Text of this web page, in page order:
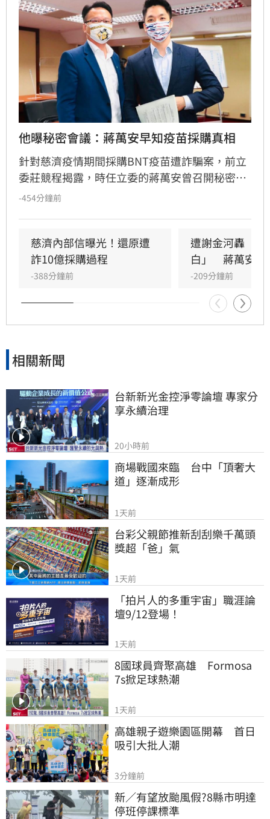
他曝秘密會議：蔣萬安早知疫苗採購真相
針對慈濟疫情期間採購BNT疫苗遭詐騙案，前立
委莊競程揭露，時任立委的蔣萬安曾召開秘密會
議，陳時中於會中詳述疫苗採購困境與國際壓
會議中早已知道的真相，散播政府擋疫苗的謠
言，把全民防疫變成政治攻防的工具。
-454分鐘前
慈濟內部信曝光！還原遭
詐10億採購過程
-388分鐘前
遭謝金河轟「顛
白」　蔣萬安回
-209分鐘前
相關新聞
台新新光金控淨零論壇 專家分
享永續治理
20小時前
商場戰國來臨　台中「頂奢大
道」逐漸成形
1天前
台彩父親節推新刮刮樂千萬頭
獎超「爸」氣
1天前
「拍片人的多重宇宙」職涯論
壇9/12登場！
1天前
8國球員齊聚高雄　Formosa
7s掀足球熱潮
1天前
高雄親子遊樂園區開幕　首日
吸引大批人潮
3分鐘前
新／有望放颱風假?8縣市明達
停班停課標準